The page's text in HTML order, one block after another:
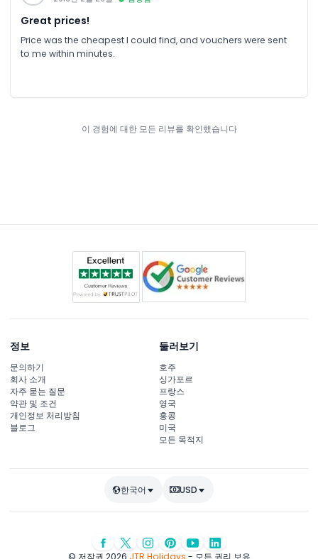
Great prices!
Price was the cheapest I could find, and vouchers were sent
to me within minutes.
이 경험에 대한 모든 리뷰를 확인했습니다
정보
문의하기
회사 소개
자주 묻는 질문
약관 및 조건
개인정보 처리방침
블로그
둘러보기
호주
싱가포르
프랑스
영국
홍콩
미국
모든 목적지
한국어 USD